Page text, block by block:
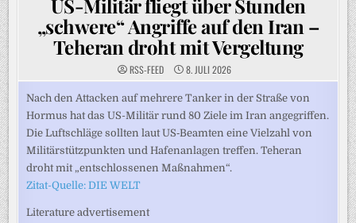
US-Militär fliegt über Stunden
„schwere“ Angriffe auf den Iran –
Teheran droht mit Vergeltung
RSS-FEED 8. JULI 2026
Nach den Attacken auf mehrere Tanker in der Straße von
Hormus hat das US-Militär rund 80 Ziele im Iran angegriffen.
Die Luftschläge sollten laut US‑Beamten eine Vielzahl von
Militärstützpunkten und Hafenanlagen treffen. Teheran
droht mit „entschlossenen Maßnahmen“.
Zitat-Quelle: DIE WELT
Literature advertisement